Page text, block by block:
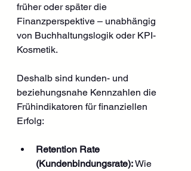
früher oder später die
Finanzperspektive – unabhängig
von Buchhaltungslogik oder KPI-
Kosmetik.
Deshalb sind kunden- und
beziehungsnahe Kennzahlen die
Frühindikatoren für finanziellen
Erfolg:
Retention Rate
(Kundenbindungsrate): Wie